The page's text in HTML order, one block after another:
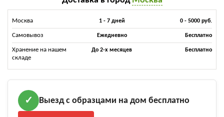
Москва 1 - 7 дней 0 - 5000 руб.
Самовывоз Ежедневно Бесплатно
Хранение на нашем
складе
До 2-х месяцев Бесплатно
✓ Выезд с образцами на дом бесплатно